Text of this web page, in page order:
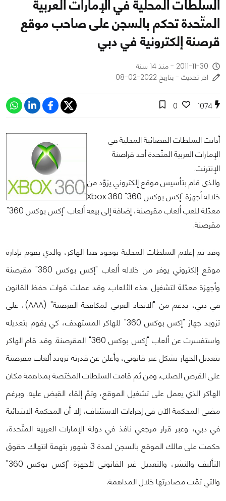
السلطات المحلية في الإمارات العربية
المتّحدة تحكم بالسجن على صاحب موقع
قرصنة إلكترونية في دبي
2011-11-30 - منذ 14 سنة
اخر تحديث - بتاريخ 2022-02-08
1074
0
أدانت السلطات القضائية المحلية في
الإمارات العربية المتّحدة أحد قراصنة
الإنترنت.
والذي قام بتأسيس موقع إلكتروني يزوّد من
خلاله أجهزة "إكس بوكس 360" Xbox 360
معدّلة للعب ألعاب مقرصنة، إضافة إلى بيعه ألعاب "إكس بوكس 360"
مقرصنة.
وقد تم إعلام السلطات المحلية بوجود هذا الهاكر، والذي يقوم بإدارة
موقع إلكتروني يوفر من خلاله ألعاب "إكس بوكس 360" مقرصنة
وأجهزة معدّلة لتشغيل هذه الألعاب. وقد عملت قوات حفظ القانون
في دبي، بدعم من "الاتحاد العربي لمكافحة القرصنة" (AAA)، على
تزويد جهاز "إكس بوكس 360" للهاكر المستهدف، كي يقوم بتعديله
واستفسرت عن ألعاب "إكس بوكس 360" المقرصنة. وقد قام الهاكر
بتعديل الجهاز بشكل غير قانوني، وأعلن عن قدرته تزويد ألعاب مقرصنة
على القرص الصلب. ومن ثم قامت السلطات المختصة بمداهمة مكان
الهاكر الذي يعمل على تشغيل الموقع، وتمّ إلقاء القبض عليه. وبرغم
مضي المحكمة الآن في إجراءات الاستئناف، إلا أن المحكمة الابتدائية
في دبي، وعبر قرار مرجعي نافذ في دولة الإمارات العربية المتّحدة،
حكمت على مالك الموقع بالسجن لمدة 3 شهور بتهمة انتهاك حقوق
التأليف والنشر، والتعديل غير القانوني لأجهزة "إكس بوكس 360"
والتي تمّت مصادرتها خلال المداهمة.